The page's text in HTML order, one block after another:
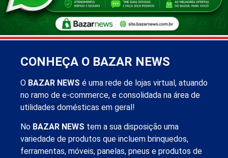
CONHEÇA O BAZAR NEWS
O BAZAR NEWS é uma rede de lojas virtual, atuando
no ramo de e-commerce, e consolidada na área de
utilidades domésticas em geral!
No BAZAR NEWS tem a sua disposição uma
variedade de produtos que incluem brinquedos,
ferramentas, móveis, panelas, pneus e produtos de